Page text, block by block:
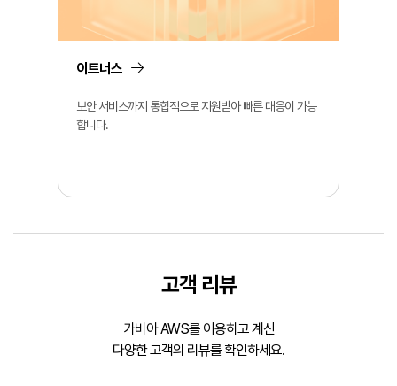
이트너스
보안 서비스까지 통합적으로 지원받아 빠른 대응이 가능
합니다.
고객 리뷰
가비아 AWS를 이용하고 계신
다양한 고객의 리뷰를 확인하세요.